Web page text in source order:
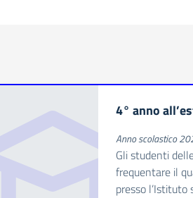
4° anno
Anno scolastico
Gli studenti
frequentare il
presso l’Istituto